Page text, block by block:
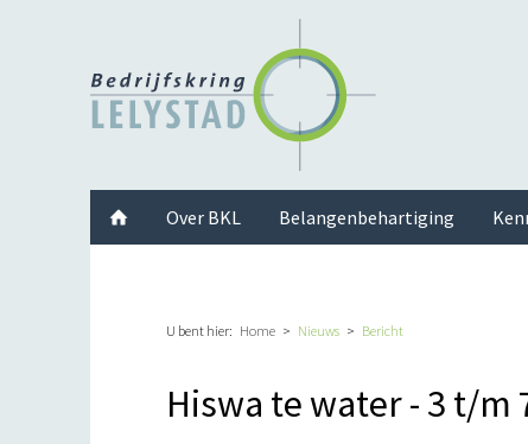
Twitter InstagramLinkedInYoutube
U bent hier: Home Nieuws Bericht
Hiswa te water - 3 t/m
Over BKL Belangenbehartiging